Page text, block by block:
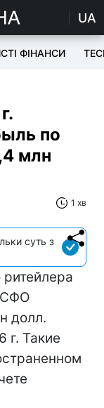
UA
ФІНАНСИ
по
млн
1 хв
суть з
долл.
г. Такие